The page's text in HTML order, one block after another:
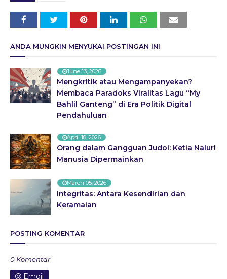
ANDA MUNGKIN MENYUKAI POSTINGAN INI
June 13, 2026
Mengkritik atau Mengampanyekan?
Membaca Paradoks Viralitas Lagu “My
Bahlil Ganteng” di Era Politik Digital
Pendahuluan
April 18, 2026
Orang dalam Gangguan Judol: Ketia Naluri
Manusia Dipermainkan
March 05, 2026
Integritas: Antara Kesendirian dan
Keramaian
POSTING KOMENTAR
0 Komentar
Emoji